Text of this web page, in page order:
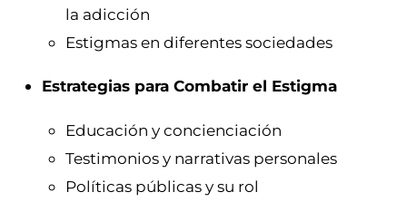
la adicción
Estigmas en diferentes sociedades
Estrategias para Combatir el Estigma
Educación y concienciación
Testimonios y narrativas personales
Políticas públicas y su rol